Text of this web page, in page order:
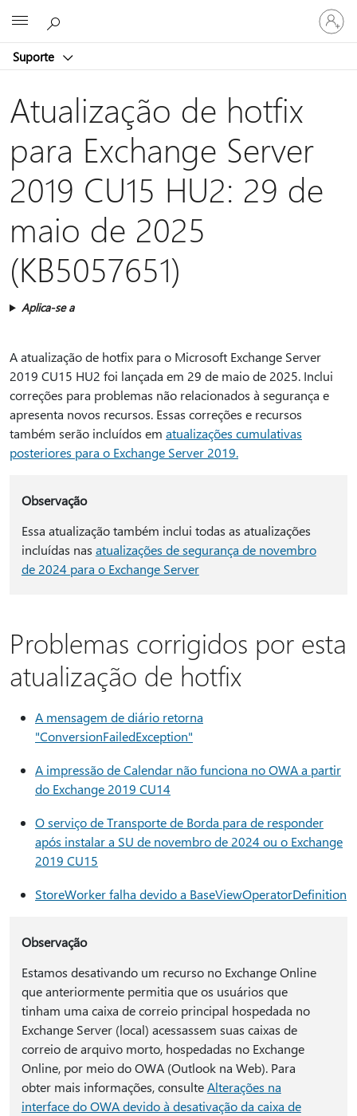
Suporte
Entre
em
sua
Atualização de hotfix
para Exchange Server
2019 CU15 HU2: 29 de
maio de 2025
(KB5057651)
Aplica-se a
A atualização de hotfix para o Microsoft Exchange Server
2019 CU15 HU2 foi lançada em 29 de maio de 2025. Inclui
correções para problemas não relacionados à segurança e
apresenta novos recursos. Essas correções e recursos
também serão incluídos em atualizações cumulativas
posteriores para o Exchange Server 2019.
Observação
Essa atualização também inclui todas as atualizações
incluídas nas atualizações de segurança de novembro
de 2024 para o Exchange Server
Problemas corrigidos por esta
atualização de hotfix
A mensagem de diário retorna
"ConversionFailedException"
A impressão de Calendar não funciona no OWA a partir
do Exchange 2019 CU14
O serviço de Transporte de Borda para de responder
após instalar a SU de novembro de 2024 ou o Exchange
2019 CU15
StoreWorker falha devido a BaseViewOperatorDefinition
Observação
Estamos desativando um recurso no Exchange Online
que anteriormente permitia que os usuários que
tinham uma caixa de correio principal hospedada no
Exchange Server (local) acessassem suas caixas de
correio de arquivo morto, hospedadas no Exchange
Online, por meio do OWA (Outlook na Web). Para
obter mais informações, consulteAlterações na
interface do OWA devido à desativação da caixa de